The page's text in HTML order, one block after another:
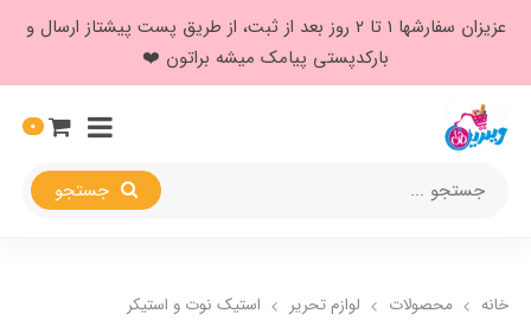
عزیزان سفارشها ۱ تا ۲ روز بعد از ثبت، از طریق پست پیشتاز ارسال و
بارکدپستی پیامک میشه براتون ❤️
0
خانه محصولات لوازم تحریر
استیک نوت و استیکر